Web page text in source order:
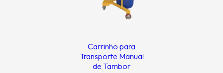
Carrinho para
Transporte Manual
de Tambor